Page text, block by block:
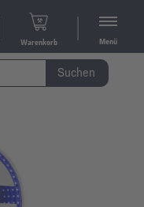
Warenkorb Menü
Suchen